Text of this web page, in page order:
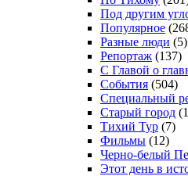
Под другим
Популярное
Разные люди (5)
Репортаж (137)
С Главой о
События (504)
Специальный
Старый город
Тихий Тур (7)
Фильмы (12)
Черно-белый
Этот день в